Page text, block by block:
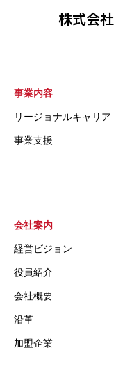
株式会
事業内容
リージョナルキャリア
事業支援
会社案内
経営ビジョン
役員紹介
会社概要
沿革
加盟企業